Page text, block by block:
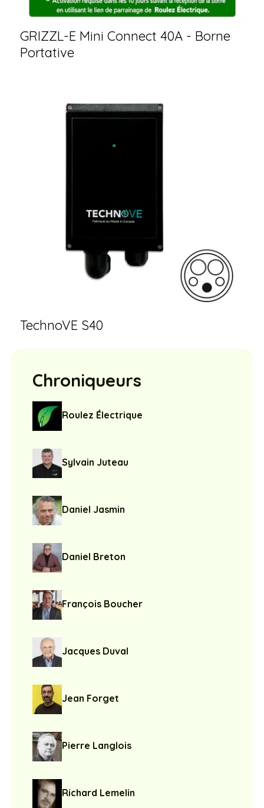
GRIZZL-E Mini Connect 40A - Borne
Portative
TechnoVE S40
Chroniqueurs
Roulez Électrique
Sylvain Juteau
Daniel Jasmin
Daniel Breton
François Boucher
Jacques Duval
Jean Forget
Pierre Langlois
Richard Lemelin